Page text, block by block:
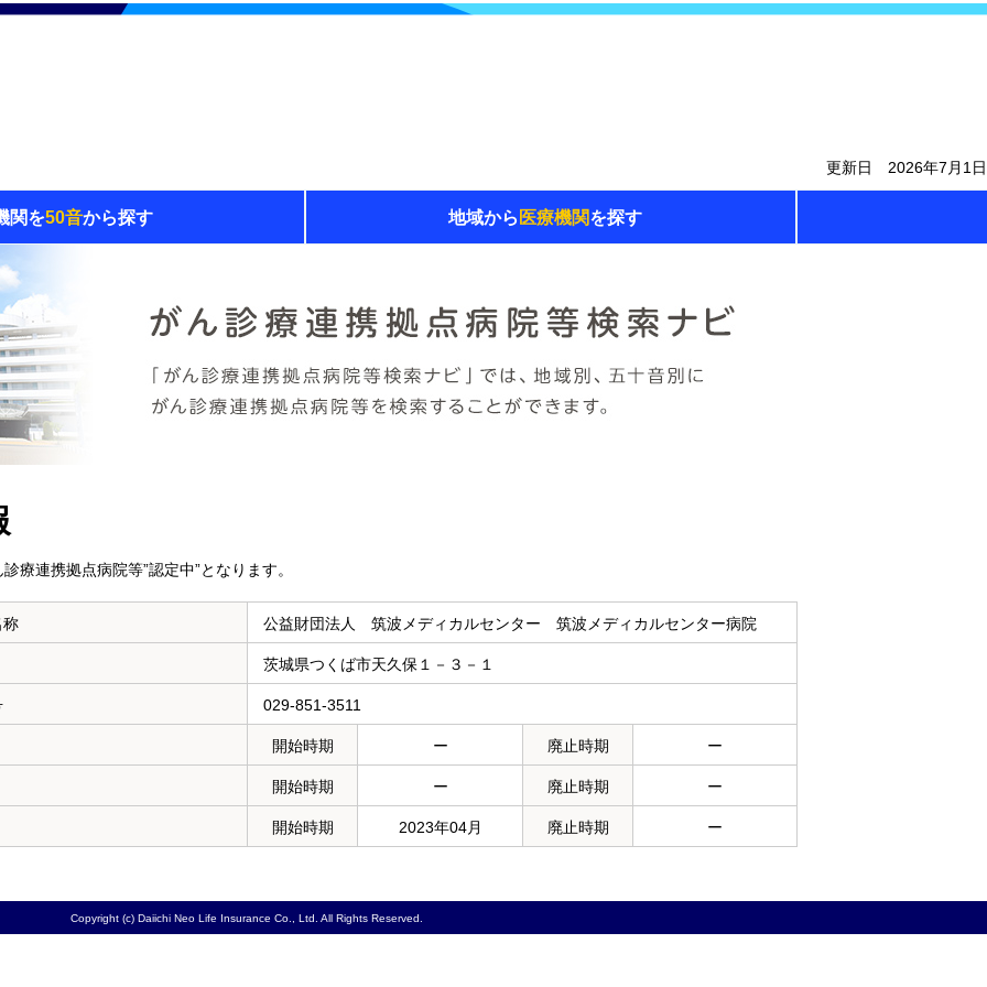
更新日 2026年7月1日
関を50音から探す 地域から 医療機関を探す
療連携拠点病院等”認定中”となります。
公益財団法人 筑波メディカルセンター 筑波メディカルセンター病院
茨城県つくば市天久保１－３－１
029-851-3511
開始時期 ー 廃止時期 ー
開始時期 ー 廃止時期 ー
開始時期 2023年04月 廃止時期 ー
Copyright (c) Daiichi Neo Life Insurance Co., Ltd. All Rights Reserved.